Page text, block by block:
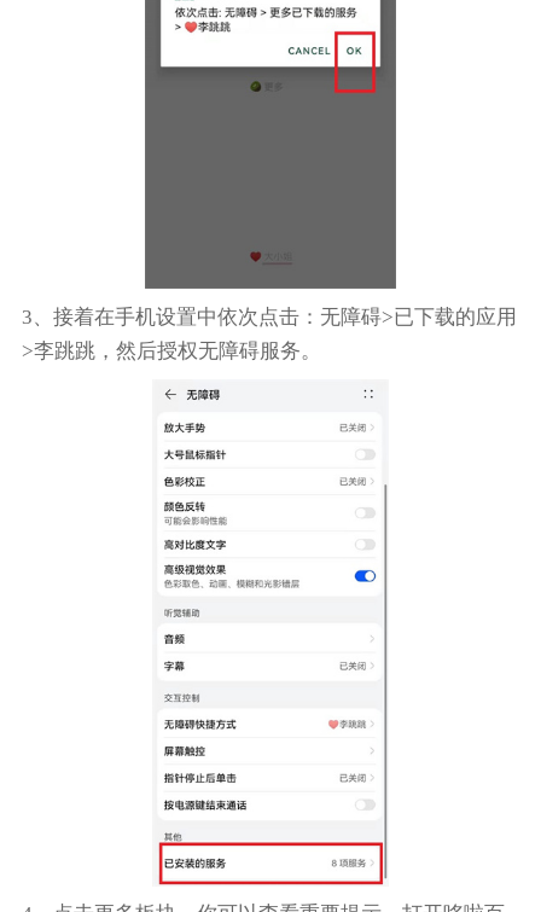
3、接着在手机设置中依次点击：无障碍>已下载的应用
>李跳跳，然后授权无障碍服务。